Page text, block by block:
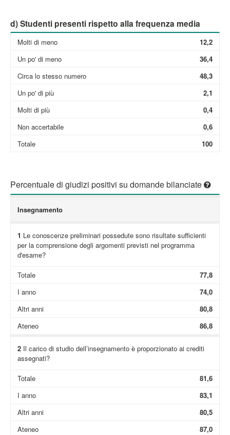
d) Studenti presenti rispetto alla frequenza media
Molti di meno
Un po' di meno
Circa lo stesso numero
Un po' di più
Molti di più
Non accertabile
Totale
12,2
36,4
48,3
2,1
0,4
0,6
100
Percentuale di giudizi positivi su domande bilanciate
Insegnamento
1 Le conoscenze preliminari possedute sono risultate sufficienti
per la comprensione degli argomenti previsti nel programma
d'esame?
Totale
77,8
I anno
74,0
Altri anni
80,8
Ateneo
86,8
2Il carico di studio dell’insegnamento è proporzionato ai crediti
assegnati?
Totale
81,6
I anno
83,1
Altri anni
80,5
Ateneo
87,0